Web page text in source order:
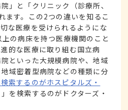
」と「クリニック（診療所、
ます。この2つの違いを知るこ
な医療を受けられるようにな
の病床を持つ医療機関のこと
的な医療に取り組む国立病
といった大規模病院や、地域
域密着型病院などの種類に分
検索するのがホスピタルズ・
を検索するのがドクターズ・